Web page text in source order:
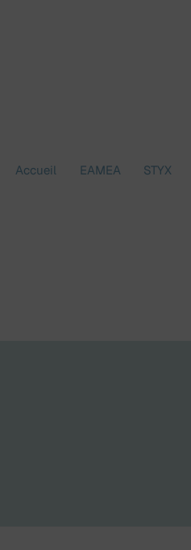
Accueil EAMEA STYX